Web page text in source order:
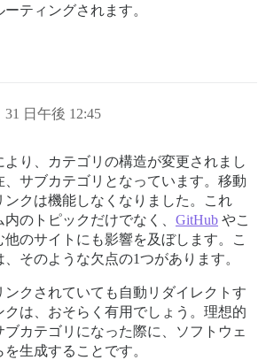
ティングされます。
31 日午後 12:45
り、カテゴリの構造が変更されまし
、サブカテゴリとなっています。移動
ンクは機能しなくなりました。これ
のトピックだけでなく、 GitHub やこ
のサイトにも影響を及ぼします。こ
そのような欠点の1つがあります。
ンクされていても自動リダイレクトす
クは、おそらく有用でしょう。理想的
カテゴリになった際に、ソフトウェ
生成することです。